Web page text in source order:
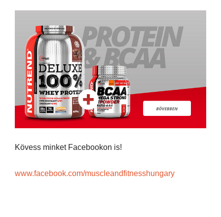
Kövess minket Facebookon is!
www.facebook.com/muscleandfitnesshungary